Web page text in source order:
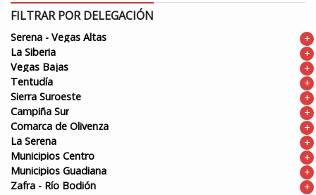
FILTRAR POR DELEGACIÓN